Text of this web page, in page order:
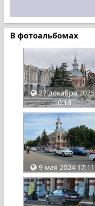
В фотоальбомах
27 декабря 2025
16:13
9 мая 2024 17:11